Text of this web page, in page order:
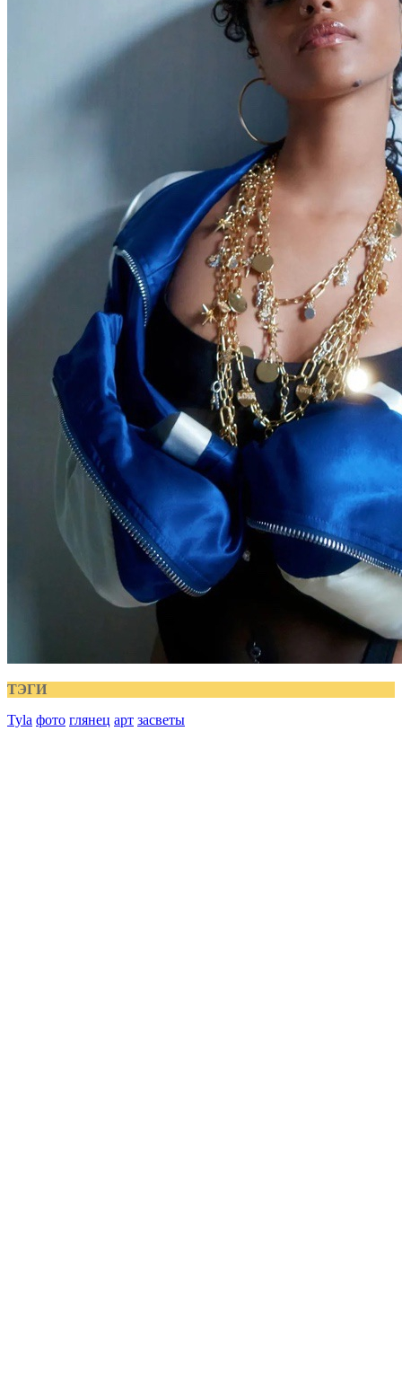
ТЭГИ
Tyla фото глянец арт засветы